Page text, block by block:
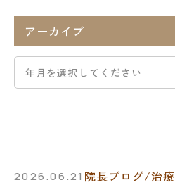
2026.06.21 院長ブログ/治療
アーカイブ